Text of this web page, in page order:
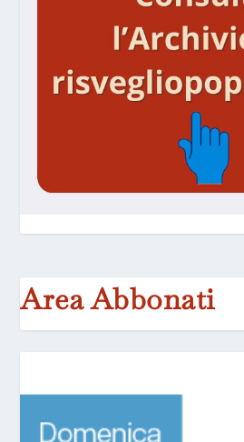
Area Abbonati